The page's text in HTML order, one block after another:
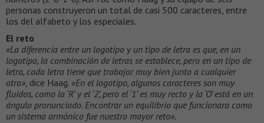
personas construyeron un total de casi 500 caracteres, entre
los del alfabeto y los especiales.
El reto
«La diferencia entre un logotipo y un tipo de letra es que, en un
logotipo, la combinación de letras se establece, pero en un tipo de
letra, cada letra tiene que trabajar muy bien junto a cualquier
otra», dice Haag. «En el logotipo, algunos caracteres son muy
fluidos, como la ‘R’ y el ‘2’, pero el ‘1’ es muy recto y la ‘O’ está en un
ángulo pronunciado. Encontrar un equilibrio que funcionara como
un sistema armónico fue nuestro mayor reto».